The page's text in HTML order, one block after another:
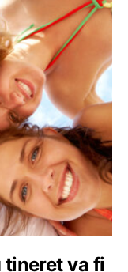
tineret va fi